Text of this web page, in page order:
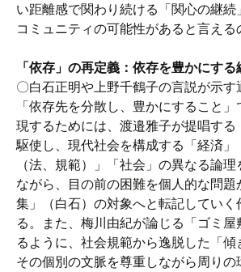
い距離感で関わり続ける「関心の継続
コミュニティの可能性があると言える
「依存」の再定義：依存を豊かにする
〇白石正明や上野千鶴子の言説が示す
「依存先を分散し、豊かにすること
現するためには、渡邉雅子が提唱する
駆使し、現代社会を構成する「経済
（法、規範）」「社会」の異なる論
ながら、目の前の困難を個人的な問
集」（白石）の対象へと転記していく
る。また、梅川由紀が論じる「ゴミ
るように、社会規範から逸脱した「傾
その個別の文脈を尊重しながら周りの